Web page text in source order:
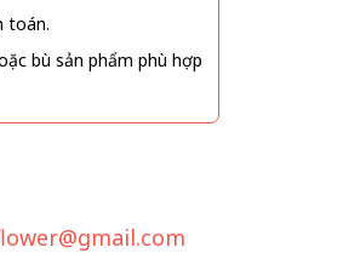
toán.
bù sản phẩm phù hợp